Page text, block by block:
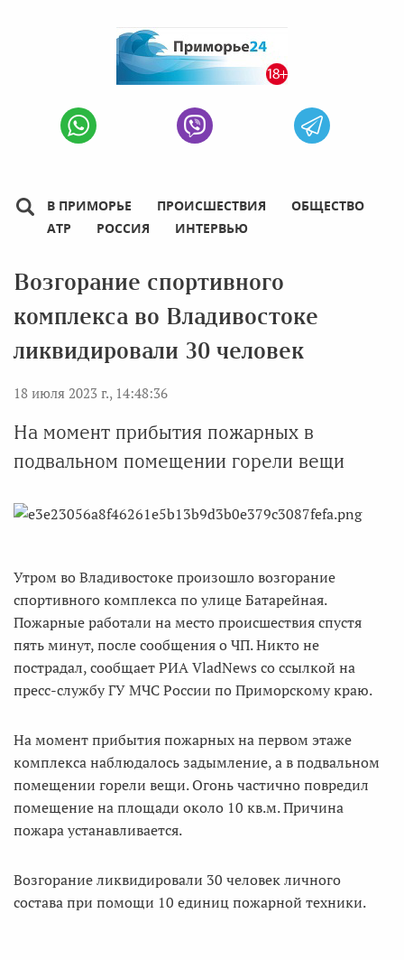
В ПРИМОРЬЕ ПРОИСШЕСТВИЯ
ОБЩЕСТВО
АТР
РОССИЯ ИНТЕРВЬЮ
Возгорание спортивного
комплекса во Владивостоке
ликвидировали 30 человек
18 июля 2023 г., 14:48:36
На момент прибытия пожарных в
подвальном помещении горели вещи
Утром во Владивостоке произошло возгорание
спортивного комплекса по улице Батарейная.
Пожарные работали на место происшествия спустя
пять минут, после сообщения о ЧП. Никто не
пострадал, сообщает РИА VladNews со ссылкой на
пресс-службу ГУ МЧС России по Приморскому краю.
На момент прибытия пожарных на первом этаже
комплекса наблюдалось задымление, а в подвальном
помещении горели вещи. Огонь частично повредил
помещение на площади около 10 кв.м. Причина
пожара устанавливается.
Возгорание ликвидировали 30 человек личного
состава при помощи 10 единиц пожарной техники.